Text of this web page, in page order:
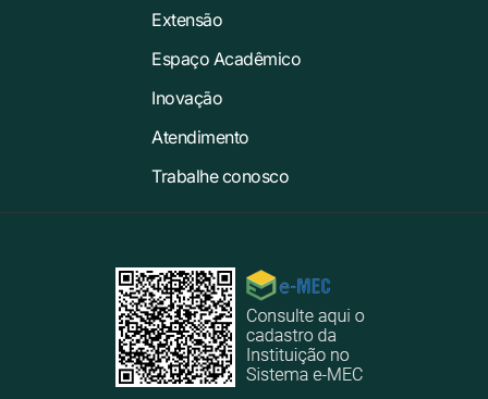
Extensão
Espaço Acadêmico
Inovação
Atendimento
Trabalhe conosco